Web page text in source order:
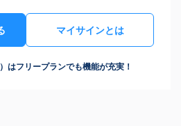
マイサインとは
はフリープランでも機能が充実！